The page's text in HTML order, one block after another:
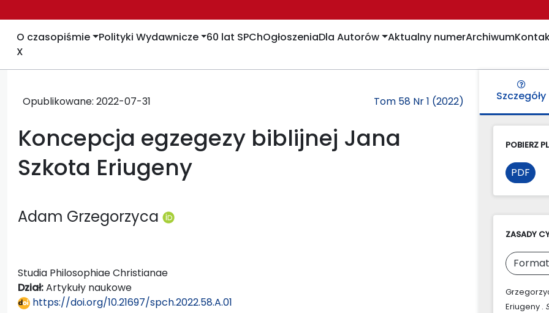
O czasopiśmie Polityki Wydawnicze 60 lat SPChOgłoszeniaDla Autorów Aktualny numerArchiwum
X
Opublikowane: 2022-07-31 Tom 58 Nr 1 (2022)
Koncepcja egzegezy biblijnej Jana
Szkota Eriugeny
Adam Grzegorzyca
Studia Philosophiae Christianae
Dział:Artykuły naukowe
https://doi.org/10.21697/spch.2022.58.A.01
Szczegóły
POBIERZ
PDF
ZASADY
Eriugeny .